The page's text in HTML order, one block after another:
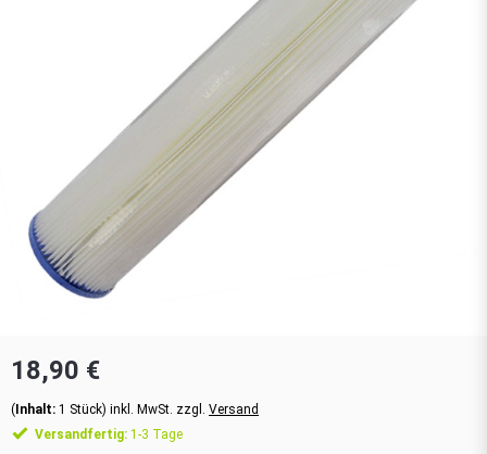
18,90 €
(Inhalt: 1 Stück) inkl. MwSt. zzgl. Versand
Versandfertig: 1-3 Tage